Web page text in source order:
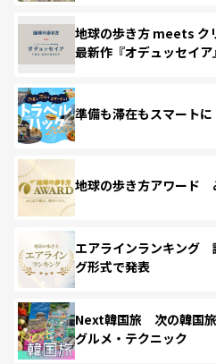
地球の歩き方 meets ク
最新作『オデュッセイア
準備も滞在もスマート
地球の歩き方アワード
エアラインランキング
グ形式で発表
Next韓国旅 次の韓国旅
グルメ・テクニック